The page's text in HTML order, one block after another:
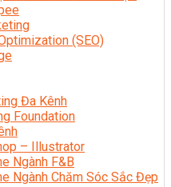
(SEO)
Đa Kênh
Foundation
– Illustrator
Ngành F&B
Ngành Chăm Sóc Sắc Đẹp